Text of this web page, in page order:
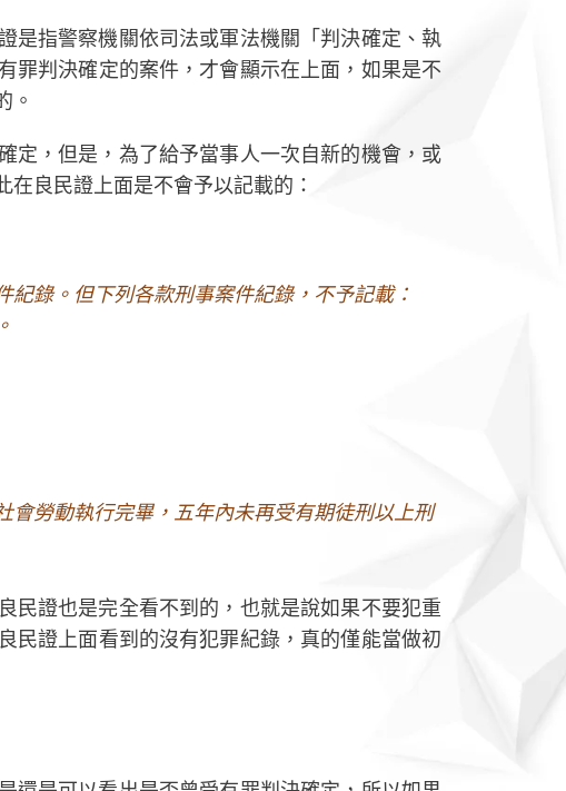
是指警察機關依司法或軍法機關「判決確定、執
罪判決確定的案件，才會顯示在上面，如果是不
。
定，但是，為了給予當事人一次自新的機會，或
良民證上面是不會予以記載的：
錄。但下列各款刑事案件紀錄，不予記載：
會勞動執行完畢，五年內未再受有期徒刑以上刑
民證也是完全看不到的，也就是說如果不要犯重
民證上面看到的沒有犯罪紀錄，真的僅能當做初